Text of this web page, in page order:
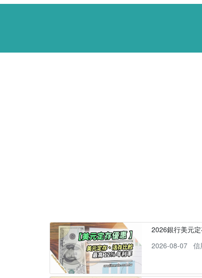
2026銀行美元
2026-08-07
信